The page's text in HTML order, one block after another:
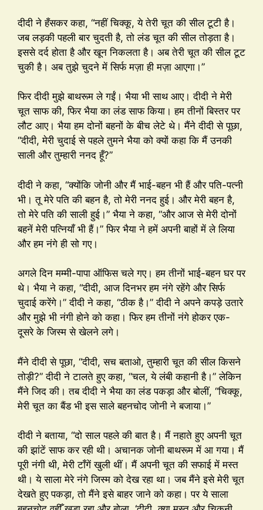
दीदी ने हँसकर कहा, “नहीं चिक्कू, ये तेरी चूत की सील टूटी है।
जब लड़की पहली बार चुदती है, तो लंड चूत की सील तोड़ता है।
इससे दर्द होता है और खून निकलता है। अब तेरी चूत की सील टूट
चुकी है। अब तुझे चुदने में सिर्फ मज़ा ही मज़ा आएगा।”
फिर दीदी मुझे बाथरूम ले गईं। भैया भी साथ आए। दीदी ने मेरी
चूत साफ की, फिर भैया का लंड साफ किया। हम तीनों बिस्तर पर
लौट आए। भैया हम दोनों बहनों के बीच लेटे थे। मैंने दीदी से पूछा,
“दीदी, मेरी चुदाई से पहले तुमने भैया को क्यों कहा कि मैं उनकी
साली और तुम्हारी ननद हूँ?”
दीदी ने कहा, “क्योंकि जोनी और मैं भाई-बहन भी हैं और पति-पत्नी
भी। तू मेरे पति की बहन है, तो मेरी ननद हुई। और मेरी बहन है,
तो मेरे पति की साली हुई।” भैया ने कहा, “और आज से मेरी दोनों
बहनें मेरी पत्नियाँ भी हैं।” फिर भैया ने हमें अपनी बाहों में ले लिया
और हम नंगे ही सो गए।
अगले दिन मम्मी-पापा ऑफिस चले गए। हम तीनों भाई-बहन घर पर
थे। भैया ने कहा, “दीदी, आज दिनभर हम नंगे रहेंगे और सिर्फ
चुदाई करेंगे।” दीदी ने कहा, “ठीक है।” दीदी ने अपने कपड़े उतारे
और मुझे भी नंगी होने को कहा। फिर हम तीनों नंगे होकर एक-
दूसरे के जिस्म से खेलने लगे।
मैंने दीदी से पूछा, “दीदी, सच बताओ, तुम्हारी चूत की सील किसने
तोड़ी?” दीदी ने टालते हुए कहा, “चल, ये लंबी कहानी है।” लेकिन
मैंने जिद की। तब दीदी ने भैया का लंड पकड़ा और बोलीं, “चिक्कू,
मेरी चूत का बैंड भी इस साले बहनचोद जोनी ने बजाया।”
दीदी ने बताया, “दो साल पहले की बात है। मैं नहाते हुए अपनी चूत
की झांटें साफ कर रही थी। अचानक जोनी बाथरूम में आ गया। मैं
पूरी नंगी थी, मेरी टाँगें खुली थीं। मैं अपनी चूत की सफाई में मस्त
थी। ये साला मेरे नंगे जिस्म को देख रहा था। जब मैंने इसे मेरी चूत
देखते हुए पकड़ा, तो मैंने इसे बाहर जाने को कहा। पर ये साला